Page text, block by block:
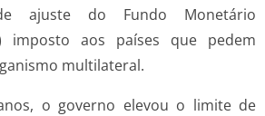
ajuste do Fundo Monetário
imposto aos países que pedem
multilateral.
o governo elevou o limite de